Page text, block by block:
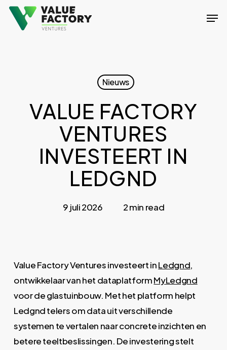
Skip
Nieuws
VALUE FACTORY
VENTURES
INVESTEERT IN
LEDGND
9 juli 2026 2 min read
Value Factory Ventures investeert inLedgnd,
ontwikkelaar van het dataplatformMyLedgnd
voor de glastuinbouw. Met het platform helpt
Ledgnd telers om data uit verschillende
systemen te vertalen naar concrete inzichten en
betere teeltbeslissingen. De investering stelt